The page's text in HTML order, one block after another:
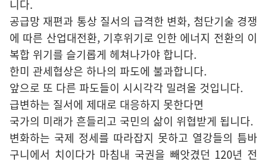
니다.
공급망 재편과 통상 질서의 급격한 변화, 첨단기술 경쟁
에 따른 산업대전환, 기후위기로 인한 에너지 전환의 이
복합 위기를 슬기롭게 헤쳐나가야 합니다.
한미 관세협상은 하나의 파도에 불과합니다.
앞으로 또 다른 파도들이 시시각각 밀려올 것입니다.
급변하는 질서에 제대로 대응하지 못한다면
국가의 미래가 흔들리고 국민의 삶이 위협받게 됩니다.
변화하는 국제 정세를 따라잡지 못하고 열강들의 틈바
구니에서 치이다가 마침내 국권을 빼앗겼던 120년 전